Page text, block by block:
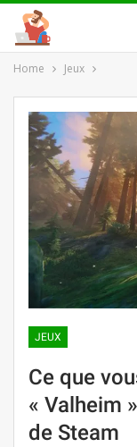
Home Jeux
JEUX
Ce que
« Valheim
de Steam